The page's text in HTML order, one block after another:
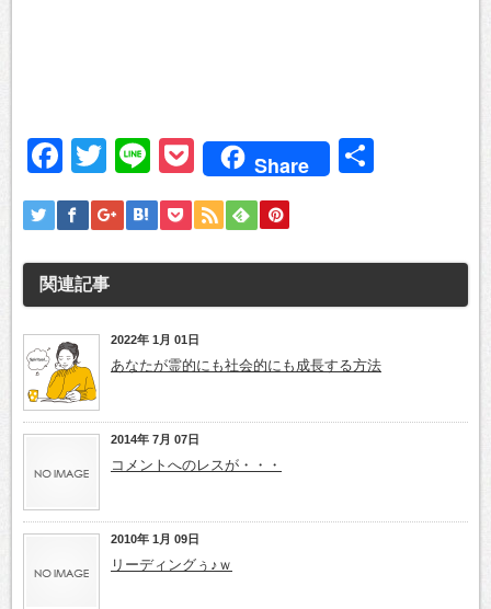
Facebook
Twitter
LinePocket
Share
関連記事
2022年 1月 01日
あなたが霊的にも社会的にも成長する方法
2014年 7月 07日
コメントへのレスが・・・
2010年 1月 09日
リーディングぅ♪ｗ